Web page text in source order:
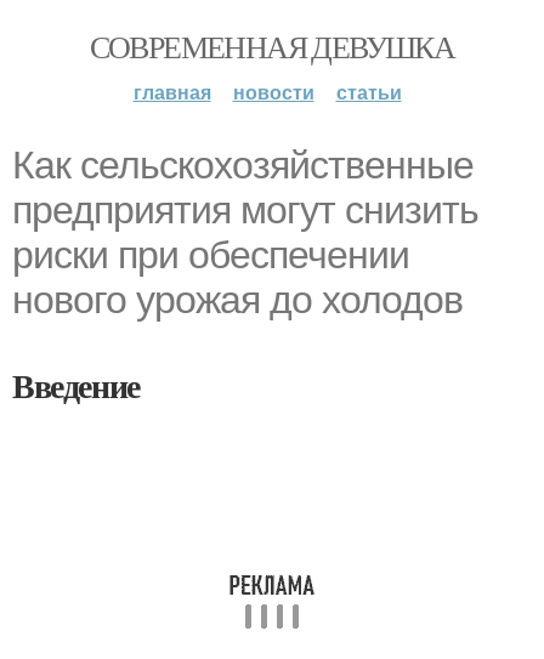
СОВРЕМЕННАЯ ДЕВУШКА
главная новости статьи
Как сельскохозяйственные
предприятия могут снизить
риски при обеспечении
нового урожая до холодов
Введение